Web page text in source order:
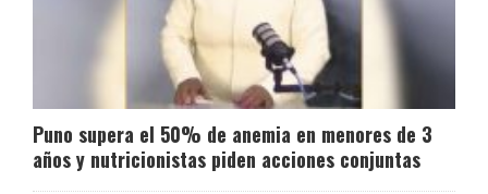
Puno supera el 50% de anemia en menores de 3
años y nutricionistas piden acciones conjuntas